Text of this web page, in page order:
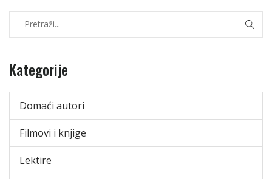
Kategorije
Domaći autori
Filmovi i knjige
Lektire